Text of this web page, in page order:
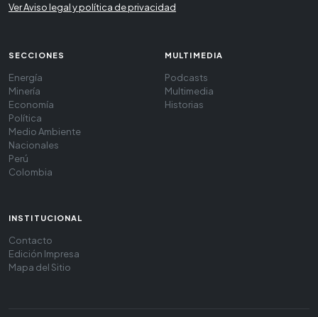
Ver Aviso legal y política de privacidad
SECCIONES
Energía
Minería
Economía
Política
Medio Ambiente
Nacionales
Perú
Colombia
MULTIMEDIA
Podcasts
Multimedia
Historias
INSTITUCIONAL
Contacto
Edición Impresa
Mapa del Sitio